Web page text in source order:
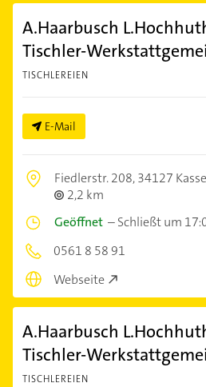
A.Haarbusch
Tischler-
TISCHLEREIEN
E-Mail
Fiedlerstr. 208,34127
2,2 km
Geöffnet –Schließt um
0561 8 58 91
Webseite
A.Haarbusch
Tischler-
TISCHLEREIEN